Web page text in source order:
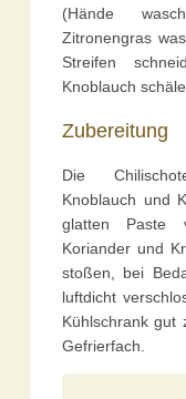
(Hände
Zitronengras
Streifen
Knoblauch
Zubereitung
Die
Knoblauch und
glatten Paste
Koriander und
stoßen, bei
luftdicht
Kühlschrank gut
Gefrierfach.